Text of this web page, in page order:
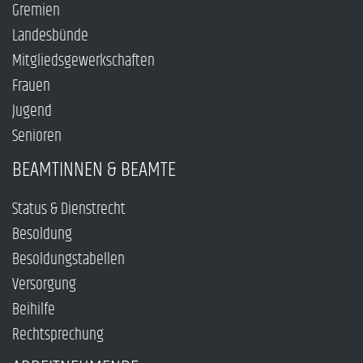
Gremien
Landesbünde
Mitgliedsgewerkschaften
Frauen
Jugend
Senioren
BEAMTINNEN & BEAMTE
Status & Dienstrecht
Besoldung
Besoldungstabellen
Versorgung
Beihilfe
Rechtsprechung